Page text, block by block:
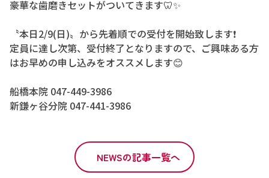
豪華な歯磨きセットがついてきます🦷✨
〝本日2/9(日)〟から先着順での受付を開始致します❗️
定員に達し次第、受付終了となりますので、ご興味ある方
はお早めの申し込みをオススメします😊
船橋本院 047-449-3986
新鎌ヶ谷分院 047-441-3986
NEWSの記事一覧へ